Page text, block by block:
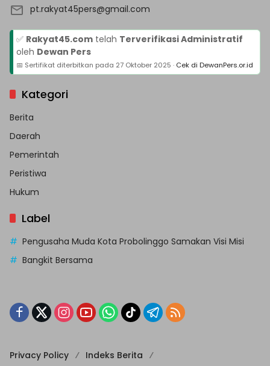
pt.rakyat45pers@gmail.com
✅ Rakyat45.com telah Terverifikasi Administratif
oleh Dewan Pers
📅 Sertifikat diterbitkan pada 27 Oktober 2025 · Cek di DewanPers.or.id
Kategori
Berita
Daerah
Pemerintah
Peristiwa
Hukum
Label
Pengusaha Muda Kota Probolinggo Samakan Visi Misi
Bangkit Bersama
Privacy Policy
Indeks Berita